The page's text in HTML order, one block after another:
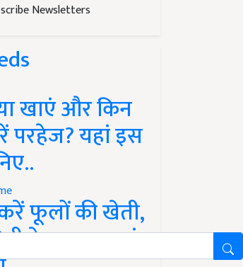
Newsletters
खाएं और किन
परहेज? यहां इस
फूलों की खेती,
के साथ कमाएं